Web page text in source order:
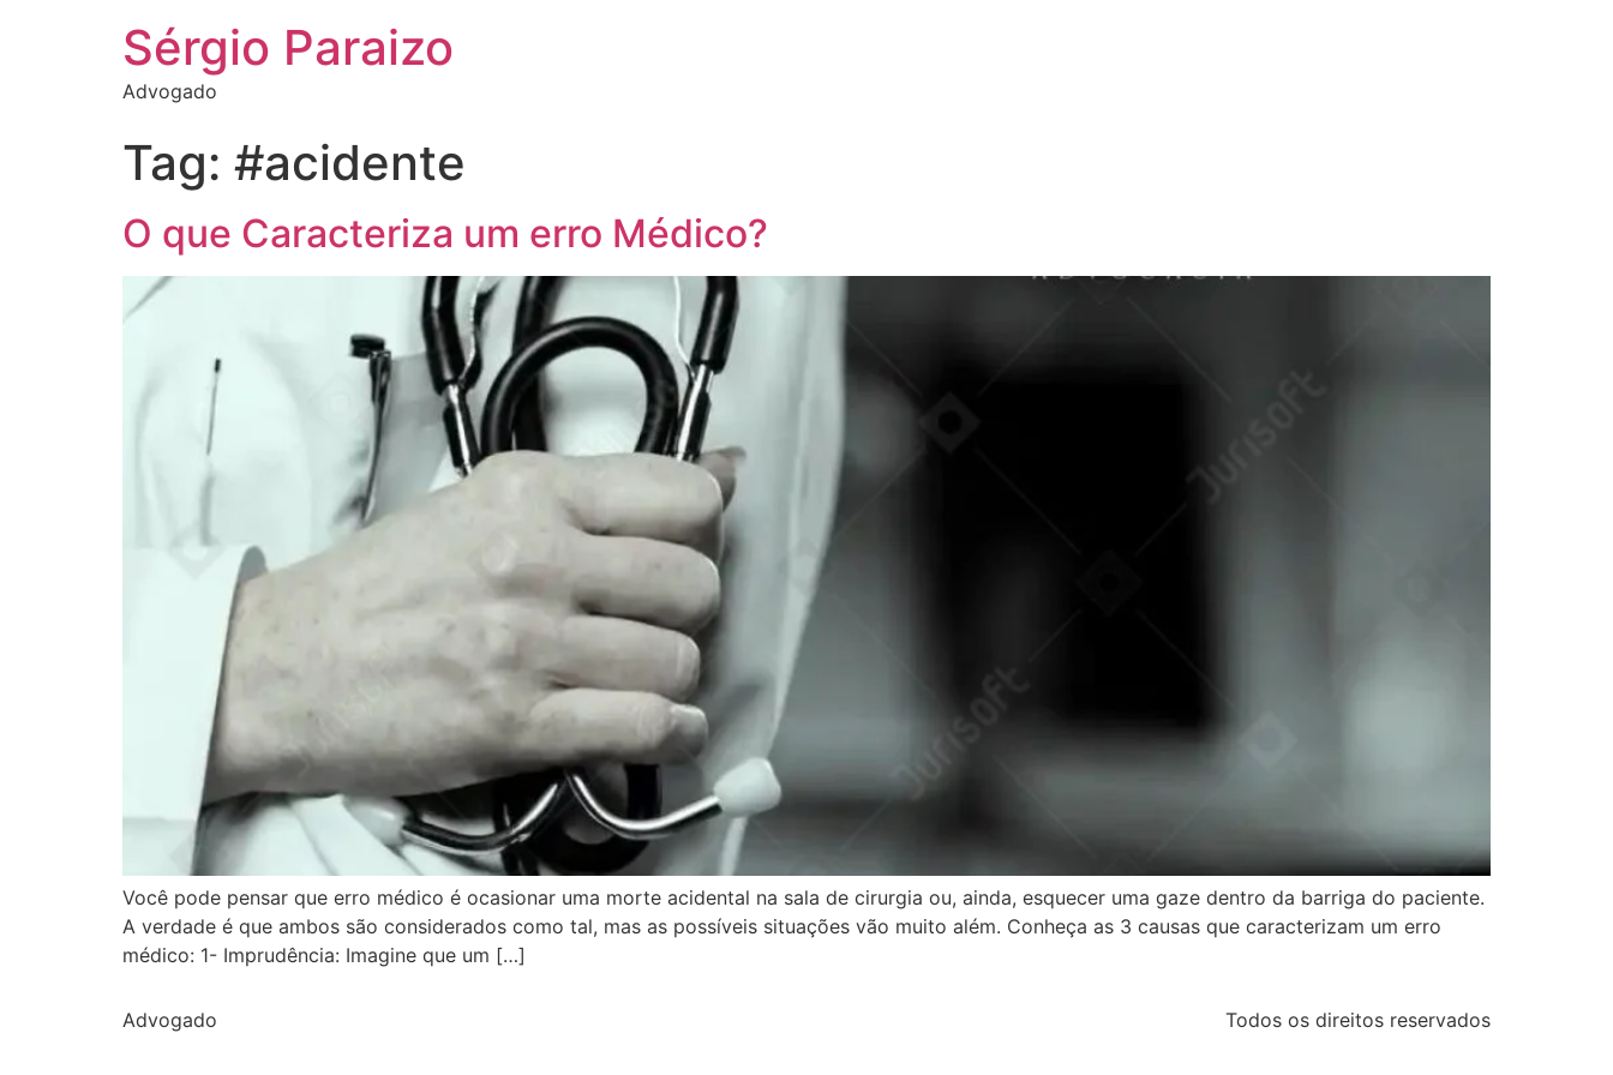
Sérgio Paraizo
Advogado
Tag: #acidente
O que Caracteriza um erro Médico?
Você pode pensar que erro médico é ocasionar uma morte acidental na sala de cirurgia ou, ainda, esquecer uma gaze dentro da barriga do paciente.
A verdade é que ambos são considerados como tal, mas as possíveis situações vão muito além. Conheça as 3 causas que caracterizam um erro
médico: 1- Imprudência: Imagine que um […]
Advogado Todos os direitos reservados